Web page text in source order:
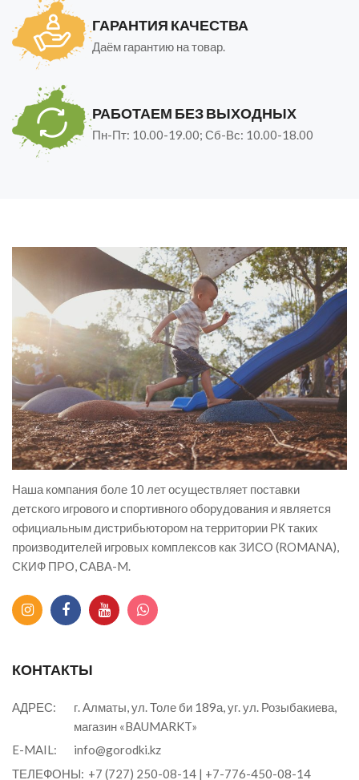
ГАРАНТИЯ КАЧЕСТВА
Даём гарантию на товар.
РАБОТАЕМ БЕЗ ВЫХОДНЫХ
Пн-Пт: 10.00-19.00; Сб-Вс: 10.00-18.00
Наша компания боле 10 лет осуществляет поставки
детского игрового и спортивного оборудования и является
официальным дистрибьютором на территории РК таких
производителей игровых комплексов как ЗИСО (ROMANA),
СКИФ ПРО, САВА-M.
КОНТАКТЫ
АДРЕС:
г. Алматы, ул. Толе би 189а, уг. ул. Розыбакиева,
магазин «BAUMARKT»
E-MAIL:
info@gorodki.kz
ТЕЛЕФОНЫ: +7 (727) 250-08-14 | +7-776-450-08-14